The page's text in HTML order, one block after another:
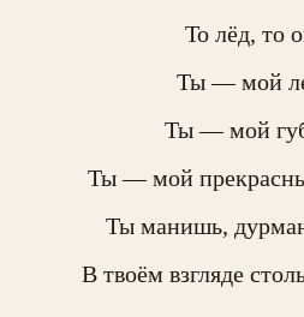
То лёд, то
Ты — мой
Ты — мой
Ты — мой
Ты манишь,
В твоём взгляде